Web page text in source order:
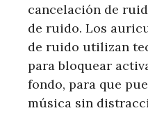
cancelación de
de ruido. Los
de ruido utilizan
para bloquear
fondo, para que
música sin